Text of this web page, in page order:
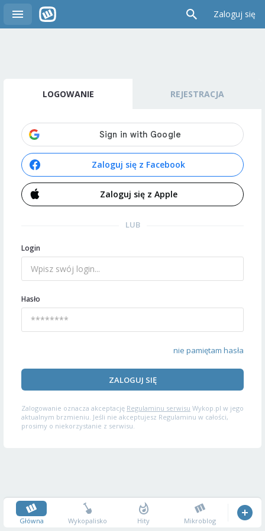
Zaloguj się
LOGOWANIE REJESTRACJA
Zaloguj się z Facebook
Zaloguj się z Apple
LUB
Login
Hasło
nie pamiętam hasła
ZALOGUJ SIĘ
Zalogowanie oznacza akceptację Regulaminu serwisu Wykop.pl w jego
aktualnym brzmieniu. Jeśli nie akceptujesz Regulaminu w całości,
prosimy o niekorzystanie z serwisu.
Główna Wykopalisko Hity Mikroblog